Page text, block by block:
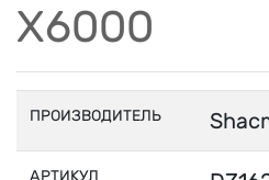
X6000
ПРОИЗВОДИТЕЛЬ
АРТИКУЛ